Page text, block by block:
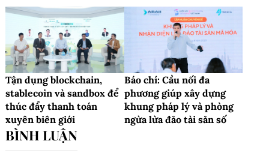
Tận dụng blockchain,
stablecoin và sandbox để
thúc đẩy thanh toán
xuyên biên giới
Báo chí: Cầu nối đa
phương giúp xây dựng
khung pháp lý và phòng
ngừa lừa đảo tài sản số